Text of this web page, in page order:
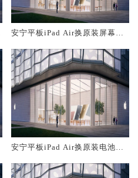
安宁平板iPad Air换原装屏幕服
安宁平板iPad Air换原装电池维